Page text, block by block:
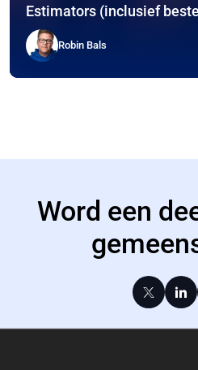
Estimators (inclusief
Robin Bals
Word een